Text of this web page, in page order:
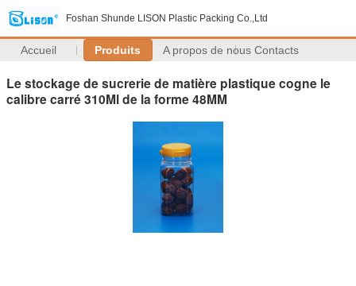
Foshan Shunde LISON Plastic Packing Co.,Ltd
Accueil Produits A propos de nous Contacts
Le stockage de sucrerie de matière plastique cogne le
calibre carré 310Ml de la forme 48MM